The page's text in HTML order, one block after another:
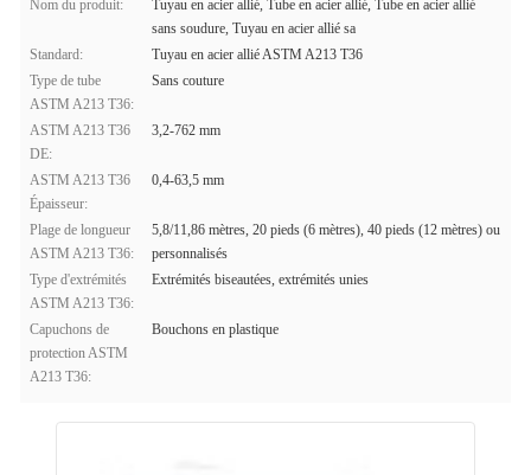
Nom du produit:
Tuyau en acier allié, Tube en acier allié, Tube en acier allié
sans soudure, Tuyau en acier allié sa
Standard:
Tuyau en acier allié ASTM A213 T36
Type de tube
ASTM A213 T36:
Sans couture
ASTM A213 T36
DE:
3,2-762 mm
ASTM A213 T36
Épaisseur:
0,4-63,5 mm
Plage de longueur
ASTM A213 T36:
5,8/11,86 mètres, 20 pieds (6 mètres), 40 pieds (12 mètres) ou
personnalisés
Type d'extrémités
ASTM A213 T36:
Extrémités biseautées, extrémités unies
Capuchons de
protection ASTM
A213 T36:
Bouchons en plastique